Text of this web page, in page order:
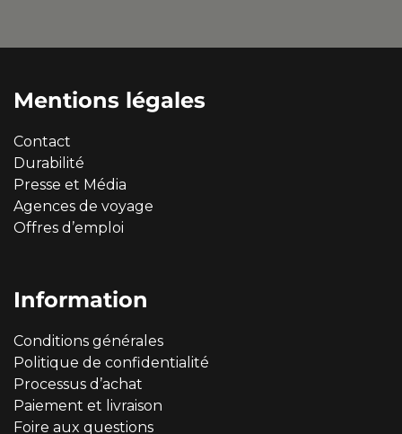
Mentions légales
Contact
Durabilité
Presse et Média
Agences de voyage
Offres d’emploi
Information
Conditions générales
Politique de confidentialité
Processus d’achat
Paiement et livraison
Foire aux questions